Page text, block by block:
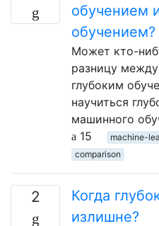
обучением
обучением?
Может кто-
разницу
глубоким
научиться
машинного
15
machine-
comparison
2
Когда
излишне?